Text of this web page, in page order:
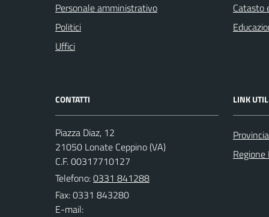
Personale amministrativo
Politici
Uffici
Catasto
CONTATTI
Piazza Diaz, 12
21050 Lonate Ceppino (VA)
C.F. 00317710127
Telefono:0331 841288
Fax: 0331 843280
E-mail:
LINK
Regione